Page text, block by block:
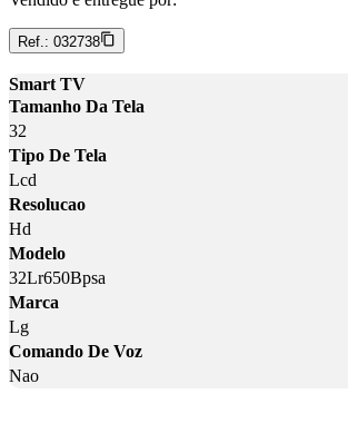
Ref.: 032738
Smart TV
Tamanho Da Tela
32
Tipo De Tela
Lcd
Resolucao
Hd
Modelo
32Lr650Bpsa
Marca
Lg
Comando De Voz
Nao